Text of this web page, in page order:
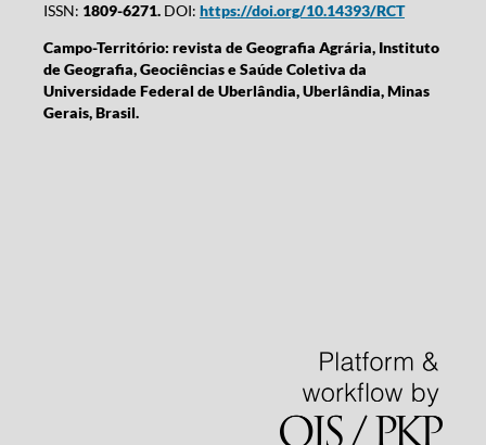
ISSN: 1809-6271.DOI: https://doi.org/10.14393/RCT
Campo-Território: revista de Geografia Agrária, Instituto
de Geografia, Geociências e Saúde Coletiva da
Universidade Federal de Uberlândia, Uberlândia, Minas
Gerais, Brasil.